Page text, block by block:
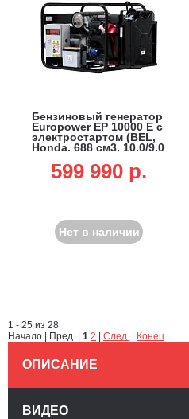
Бензиновый генератор
Europower EP 10000 Е с
электростартом (BEL,
Honda, 688 см3, 10.0/9.0
599 990 p.
Нет в наличии
1 - 25 из 28
Начало | Пред. | 1 2 | След. | Конец
ОПИСАНИЕ
ВИДЕО